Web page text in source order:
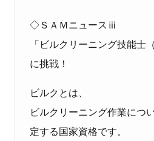
◇ＳＡＭニュースⅲ
「ビルクリーニング技能士
に挑戦！
ビルクとは、
ビルクリーニング作業につ
定する国家資格です。